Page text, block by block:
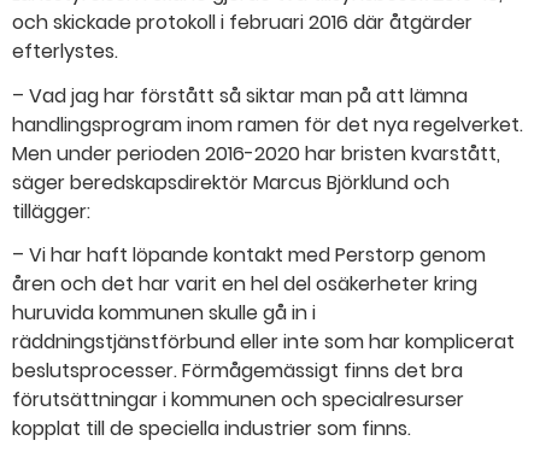
och skickade protokoll i februari 2016 där åtgärder
efterlystes.
– Vad jag har förstått så siktar man på att lämna
handlingsprogram inom ramen för det nya regelverket.
Men under perioden 2016-2020 har bristen kvarstått,
säger beredskapsdirektör Marcus Björklund och
tillägger:
– Vi har haft löpande kontakt med Perstorp genom
åren och det har varit en hel del osäkerheter kring
huruvida kommunen skulle gå in i
räddningstjänstförbund eller inte som har komplicerat
beslutsprocesser. Förmågemässigt finns det bra
förutsättningar i kommunen och specialresurser
kopplat till de speciella industrier som finns.